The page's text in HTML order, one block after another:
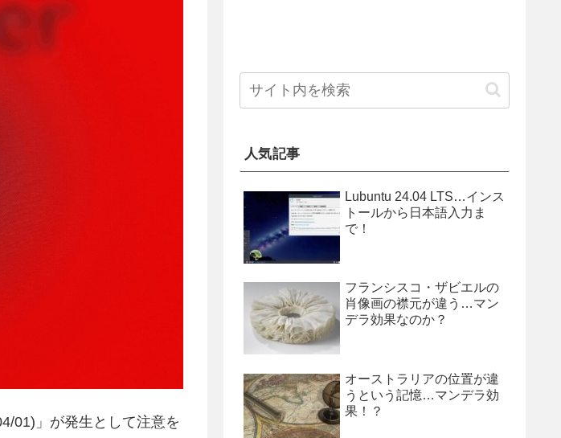
01)」が発生として注意を
人気記事
Lubuntu 24.04 LTS…インス
トールから日本語入力ま
で！
フランシスコ・ザビエルの
肖像画の襟元が違う…マン
デラ効果なのか？
オーストラリアの位置が違
うという記憶…マンデラ効
果！？